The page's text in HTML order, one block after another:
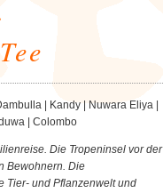
| Kandy | Nuwara Eliya |
| Colombo
Die Tropeninsel vor der
Bewohnern. Die
Tier- und Pflanzenwelt und